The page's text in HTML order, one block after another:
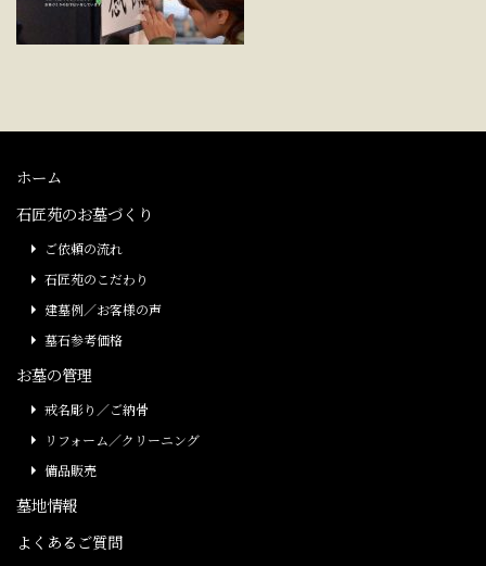
ホーム
石匠苑のお墓づくり
ご依頼の流れ
石匠苑のこだわり
建墓例／お客様の声
墓石参考価格
お墓の管理
戒名彫り／ご納骨
リフォーム／クリーニング
備品販売
墓地情報
よくあるご質問